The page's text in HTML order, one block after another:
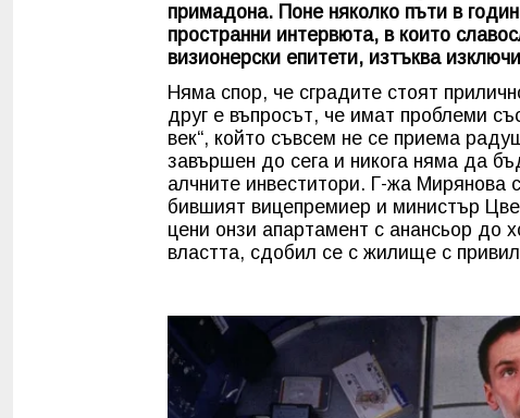
примадона. Поне няколко пъти в
пространни интервюта, в които
визионерски епитети, изтъква
Няма спор, че сградите стоят
друг е въпросът, че имат проблеми
век“, който съвсем не се приема
завършен до сега и никога няма да
алчните инвеститори. Г-жа Мирянова
бившият вицепремиер и министър
цени онзи апартамент с анансьор до
властта, сдобил се с жилище с